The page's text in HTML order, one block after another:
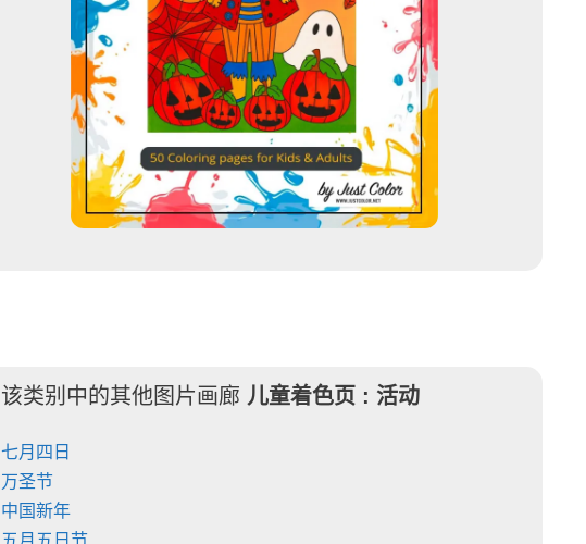
该类别中的其他图片画廊 儿童着色页 : 活动
七月四日
万圣节
中国新年